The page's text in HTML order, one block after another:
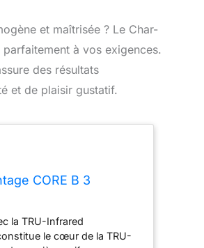
et maîtrisée ? Le Char-
à vos exigences.
des résultats
et de plaisir gustatif.
CORE B 3
la TRU-Infrared
le cœur de la TRU-